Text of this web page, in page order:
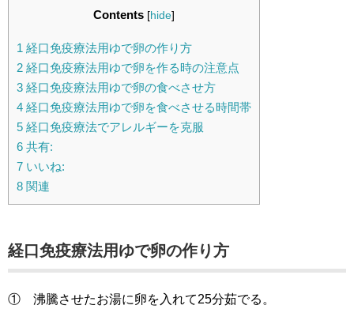
Contents [hide]
1 経口免疫療法用ゆで卵の作り方
2 経口免疫療法用ゆで卵を作る時の注意点
3 経口免疫療法用ゆで卵の食べさせ方
4 経口免疫療法用ゆで卵を食べさせる時間帯
5 経口免疫療法でアレルギーを克服
6 共有:
7 いいね:
8 関連
経口免疫療法用ゆで卵の作り方
① 沸騰させたお湯に卵を入れて25分茹でる。